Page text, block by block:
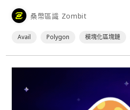
桑幣區識 Zombit
Avail Polygon 模塊化區塊鏈